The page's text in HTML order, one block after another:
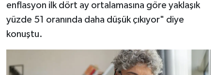
enflasyon ilk dört ay ortalamasına göre yaklaşık
yüzde 51 oranında daha düşük çıkıyor" diye
konuştu.